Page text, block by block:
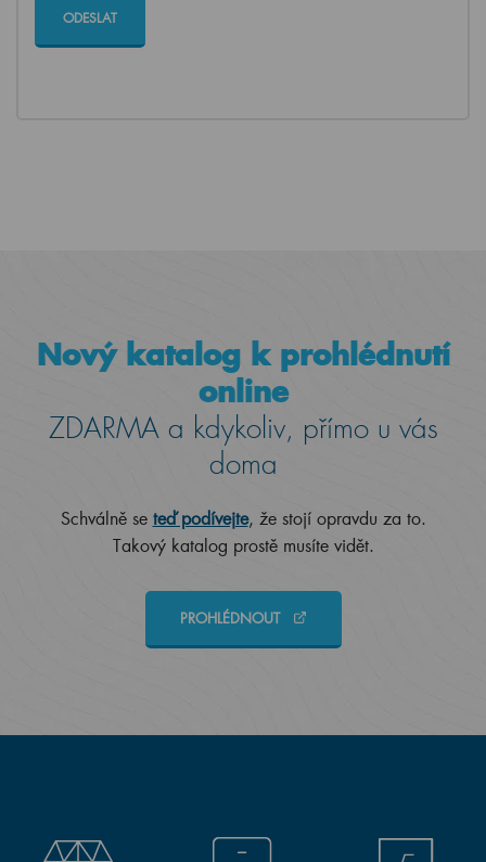
Nový katalog k prohlédnutí
online
ZDARMA a kdykoliv, přímo u vás
doma
Schválně se teď podívejte, že stojí opravdu za to.
Takový katalog prostě musíte vidět.
PROHLÉDNOUT